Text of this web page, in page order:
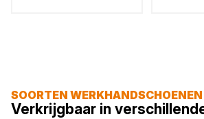
SOORTEN WERKHANDSCHOENEN
Verkrijgbaar in